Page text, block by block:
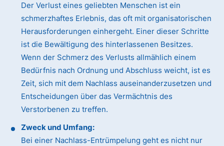
Der Verlust eines geliebten Menschen ist ein
schmerzhaftes Erlebnis, das oft mit organisatorischen
Herausforderungen einhergeht. Einer dieser Schritte
ist die Bewältigung des hinterlassenen Besitzes.
Wenn der Schmerz des Verlusts allmählich einem
Bedürfnis nach Ordnung und Abschluss weicht, ist es
Zeit, sich mit dem Nachlass auseinanderzusetzen und
Entscheidungen über das Vermächtnis des
Verstorbenen zu treffen.
Zweck und Umfang:
Bei einer Nachlass-Entrümpelung geht es nicht nur